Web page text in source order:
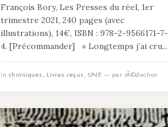
François Bory, Les Presses du réel, 1er
trimestre 2021, 240 pages (avec
illustrations), 14€, ISBN : 978-2-9566171-7-
4. [Précommander] « Longtemps j’ai cru...
in chroniques, Livres reçus, UNE — par rÃ©daction